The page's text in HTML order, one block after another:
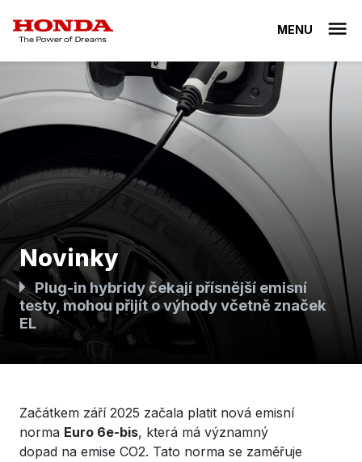
MENU
Novinky
Plug-in hybridy čekají přísnější emisní
testy, mohou přijít o výhody včetně značek
EL
Začátkem září 2025 začala platit nová emisní
norma Euro 6e-bis, která má významný
dopad na emise CO2. Tato norma se zaměřuje